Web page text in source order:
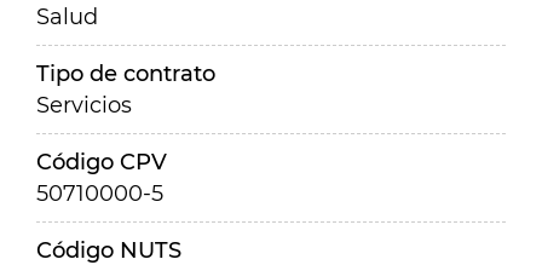
Salud
Tipo de contrato
Servicios
Código CPV
50710000-5
Código NUTS